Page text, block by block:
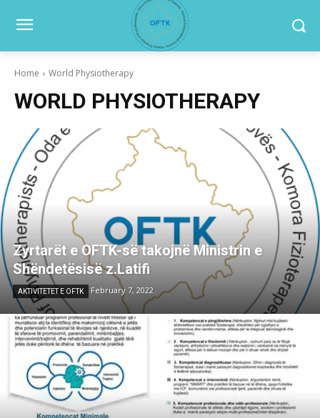
Home World Physiotherapy
WORLD PHYSIOTHERAPY
Zyrtarët e OFTK-së takojnë Ministrin e
Shëndetësisë z.Latifi
AKTIVITETET E OFTK February 7, 2022